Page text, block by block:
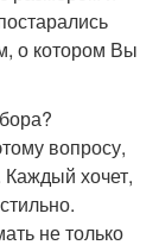
о котором Вы
вопросу,
Каждый хочет,
не только